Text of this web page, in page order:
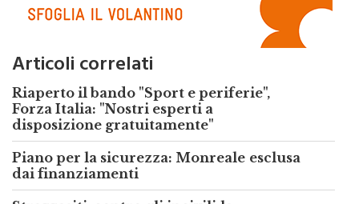
Riaperto il bando "Sport e periferie",
Forza Italia: "Nostri esperti a
disposizione gratuitamente"
Piano per la sicurezza: Monreale esclusa
dai finanziamenti